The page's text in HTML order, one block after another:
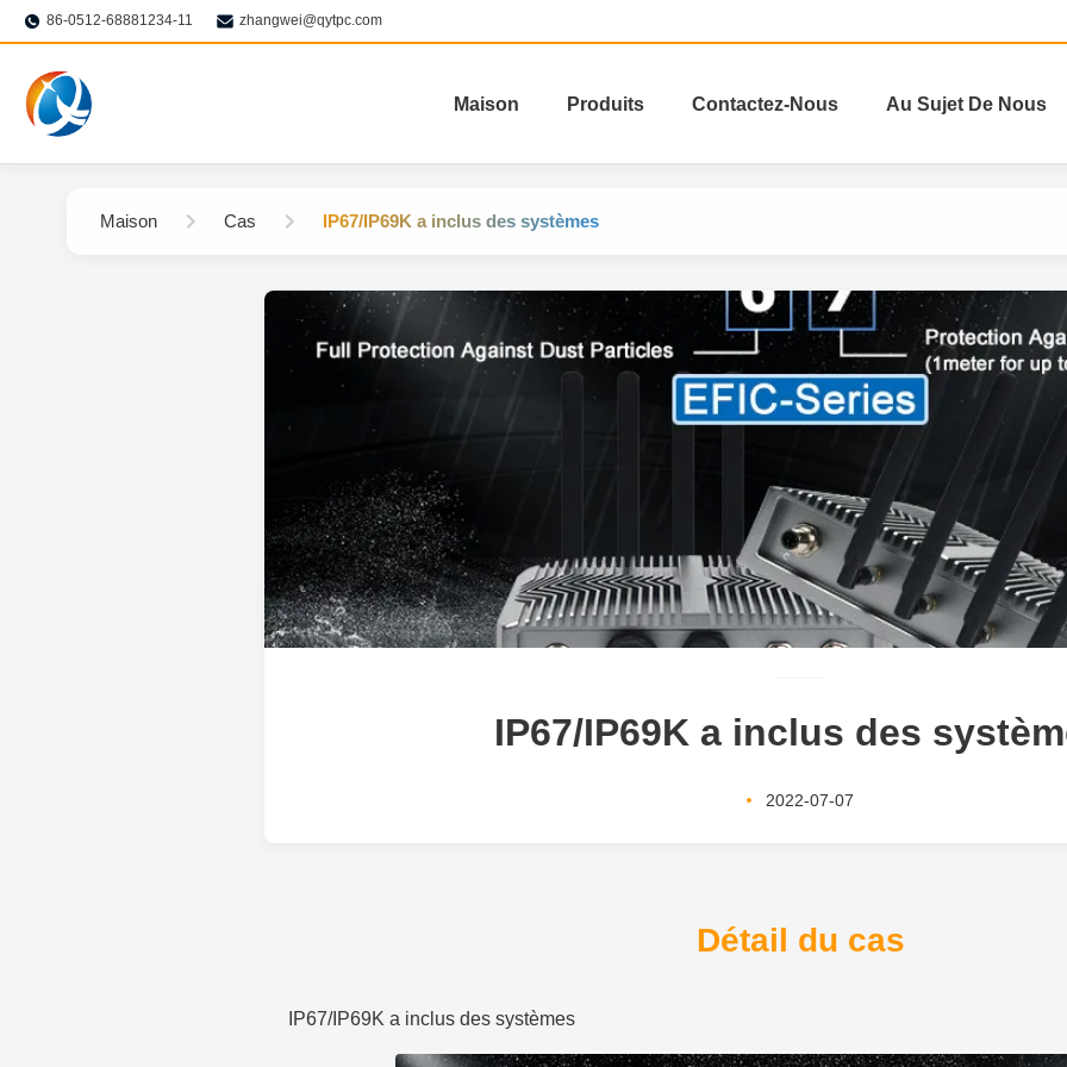
86-0512-68881234-11 zhangwei@qytpc.com
Maison Produits Contactez-Nous Au Sujet De Nous
Maison Cas IP67/IP69K a inclus des systèmes
IP67/IP69K a inclus des
2022-07-07
Détail du cas
IP67/IP69K a inclus des systèmes